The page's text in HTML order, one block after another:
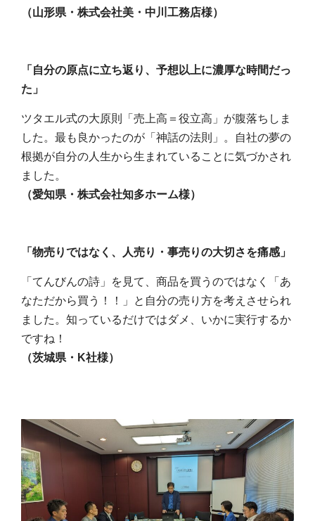
（山形県・株式会社美・中川工務店様）
「自分の原点に立ち返り、予想以上に濃厚な時間だっ
た」
ツタエル式の大原則「売上高＝役立高」が腹落ちしま
した。最も良かったのが「神話の法則」。自社の夢の
根拠が自分の人生から生まれていることに気づかされ
ました。
（愛知県・株式会社知多ホーム様）
「物売りではなく、人売り・事売りの大切さを痛感」
「てんびんの詩」を見て、商品を買うのではなく「あ
なただから買う！！」と自分の売り方を考えさせられ
ました。知っているだけではダメ、いかに実行するか
ですね！
（茨城県・ K社様）